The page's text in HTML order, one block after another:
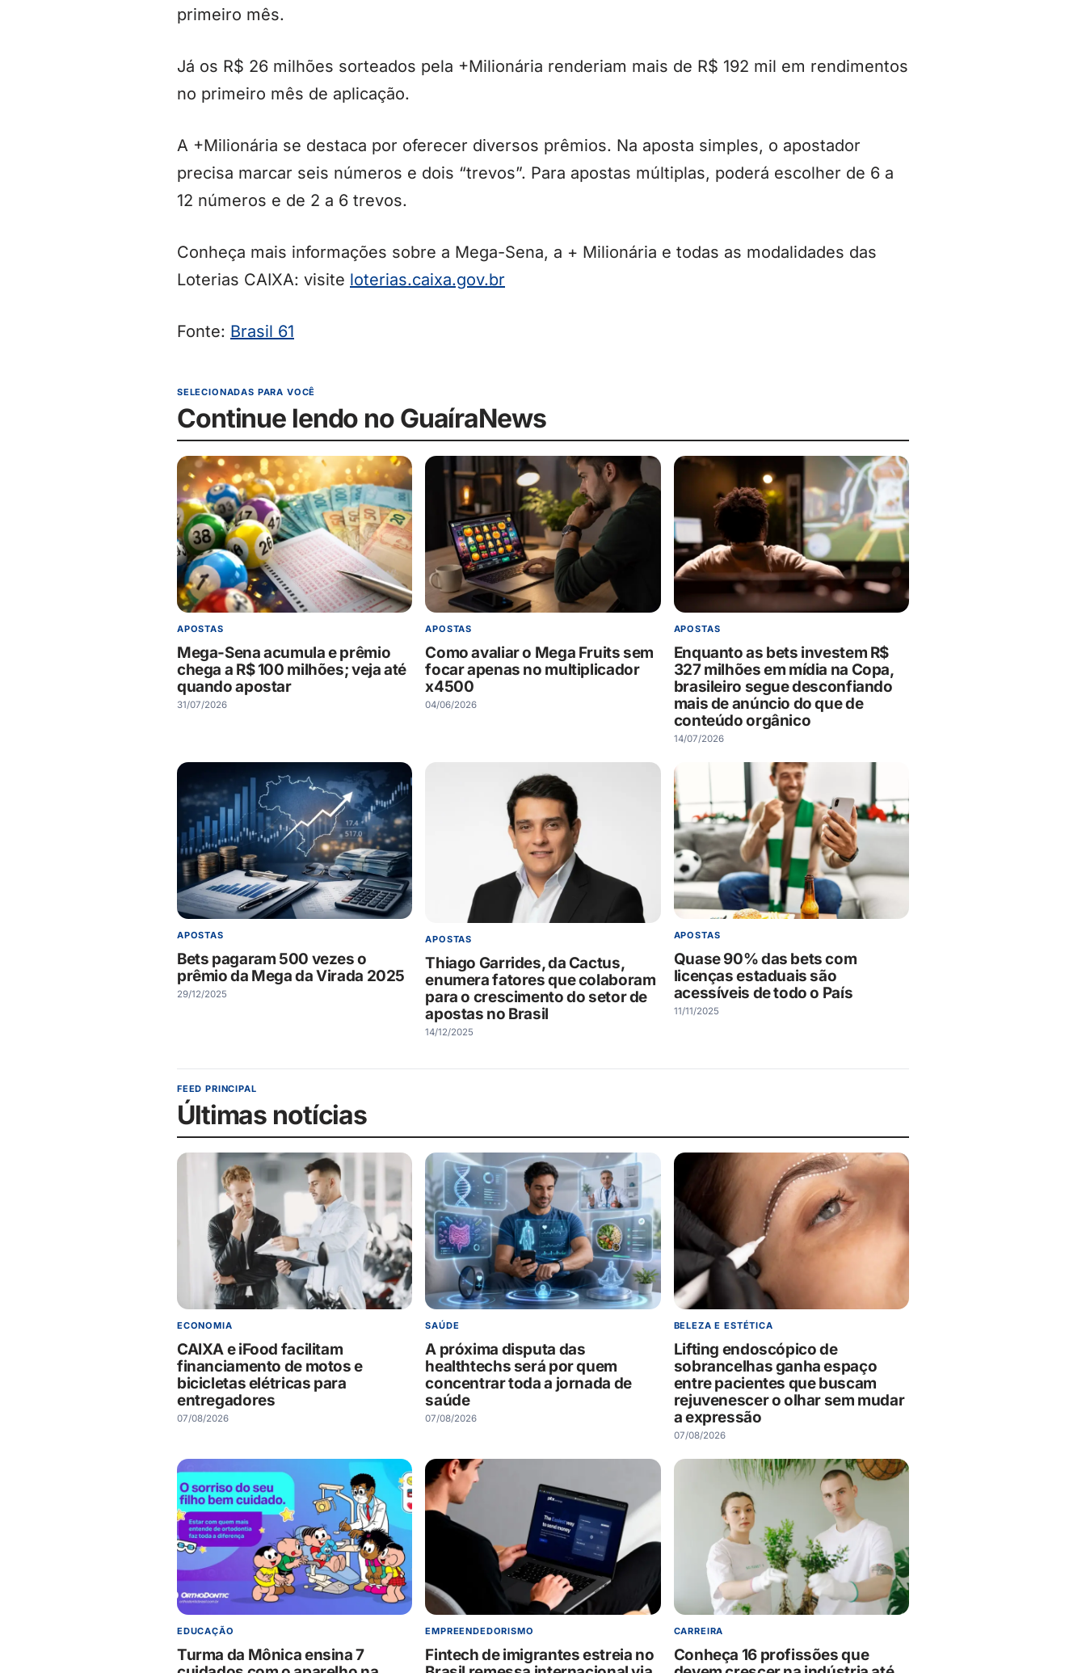
primeiro mês.
Já os R$ 26 milhões sorteados pela +Milionária renderiam mais de R$ 192 mil em rendimentos
no primeiro mês de aplicação.
A +Milionária se destaca por oferecer diversos prêmios. Na aposta simples, o apostador
precisa marcar seis números e dois “trevos”. Para apostas múltiplas, poderá escolher de 6 a
12 números e de 2 a 6 trevos.
Conheça mais informações sobre a Mega-Sena, a + Milionária e todas as modalidades das
Loterias CAIXA: visite loterias.caixa.gov.br
Fonte: Brasil 61
SELECIONADAS PARA VOCÊ
Continue lendo no GuaíraNews
APOSTAS
Mega-Sena acumula e prêmio
chega a R$ 100 milhões; veja até
quando apostar
31/07/2026
APOSTAS
Como avaliar o Mega Fruits sem
focar apenas no multiplicador
x4500
04/06/2026
APOSTAS
Enquanto as bets investem R$
327 milhões em mídia na Copa,
brasileiro segue desconfiando
mais de anúncio do que de
conteúdo orgânico
14/07/2026
APOSTAS
Bets pagaram 500 vezes o
prêmio da Mega da Virada 2025
29/12/2025
APOSTAS
Thiago Garrides, da Cactus,
enumera fatores que colaboram
para o crescimento do setor de
apostas no Brasil
14/12/2025
APOSTAS
Quase 90% das bets com
licenças estaduais são
acessíveis de todo o País
11/11/2025
FEED PRINCIPAL
Últimas notícias
ECONOMIA
CAIXA e iFood facilitam
financiamento de motos e
bicicletas elétricas para
entregadores
07/08/2026
SAÚDE
A próxima disputa das
healthtechs será por quem
concentrar toda a jornada de
saúde
07/08/2026
BELEZA E ESTÉTICA
Lifting endoscópico de
sobrancelhas ganha espaço
entre pacientes que buscam
rejuvenescer o olhar sem mudar
a expressão
07/08/2026
EDUCAÇÃO
Turma da Mônica ensina 7
EMPREENDEDORISMO
Fintech de imigrantes estreia no
CARREIRA
Conheça 16 profissões que